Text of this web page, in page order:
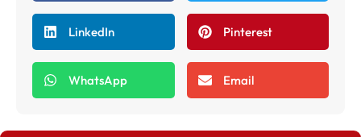
LinkedIn Pinterest
WhatsApp Email